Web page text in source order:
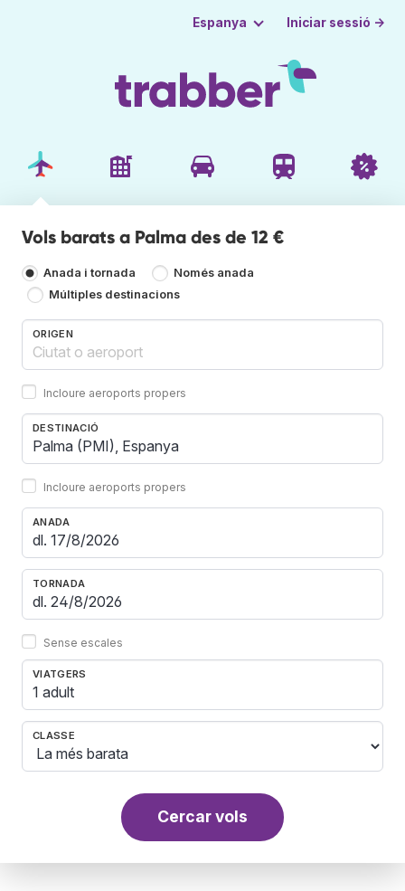
Espanya Iniciar sessió →
Vols barats a Palma des de 12 €
Anada i tornada
Només anada
Múltiples destinacions
ORIGEN
Incloure aeroports propers
DESTINACIÓ
Incloure aeroports propers
ANADA
TORNADA
Sense escales
VIATGERS
1 adult
CLASSE
Cercar vols